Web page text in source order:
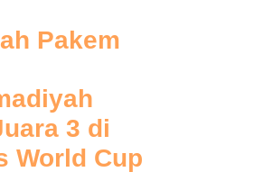
Pakem
3 di
World Cup